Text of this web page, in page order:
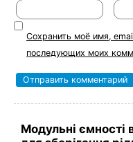
Сохранить моё имя,
последующих моих
Модульні ємності